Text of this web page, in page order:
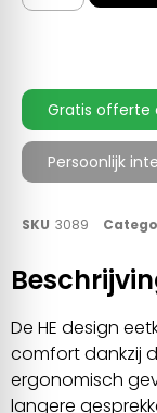
Gratis offerte
Persoonlijk
SKU 3089
De HE design
comfort dankzij
ergonomisch
langere